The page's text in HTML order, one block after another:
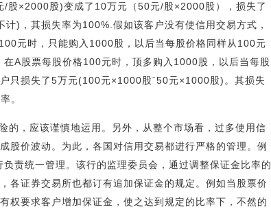
股×2000股)变成了10万元（50元/股×2000股），损失了
)，其损失率为100%.假如该客户没有使信用交易方式，
元时，只能购入1000股，以后当每股价格同样从100元
A股票每股价格100元时，顶多购入1000股，以后当每股
只损失了5万元(100元×1000股ˉ50元×1000股)。其损失
。
的，应该谨慎地运用。另外，从整个市场看，过多使用信
股价波动。为此，各国对信用交易都进行严格的管理。例
责统一管理。该行的监理委员会，通过调整保证金比率的
各证券交易所也都订有追加保证金的规定。例如当股票价
权要求客户增加保证金，使之达到规定的比率下，不然的